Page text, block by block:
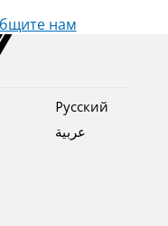
нам
Pусский
عربية